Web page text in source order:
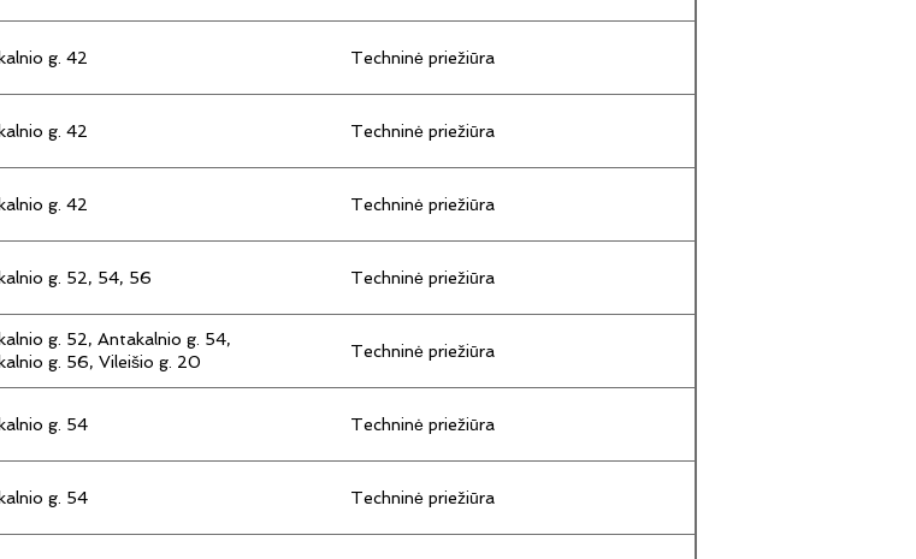
g. 42 Techninė priežiūra
g. 42 Techninė priežiūra
g. 42 Techninė priežiūra
g. 52, 54, 56 Techninė priežiūra
g. 52, Antakalnio g. 54,
g. 56, Vileišio g. 20
Techninė priežiūra
g. 54 Techninė priežiūra
g. 54 Techninė priežiūra